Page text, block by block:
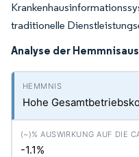
traditionelle
Analyse der
Hohe
-1.1%